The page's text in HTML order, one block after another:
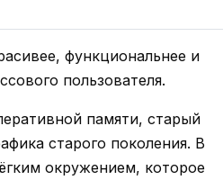
функциональнее и
пользователя.
памяти, старый
старого поколения. В
окружением, которое